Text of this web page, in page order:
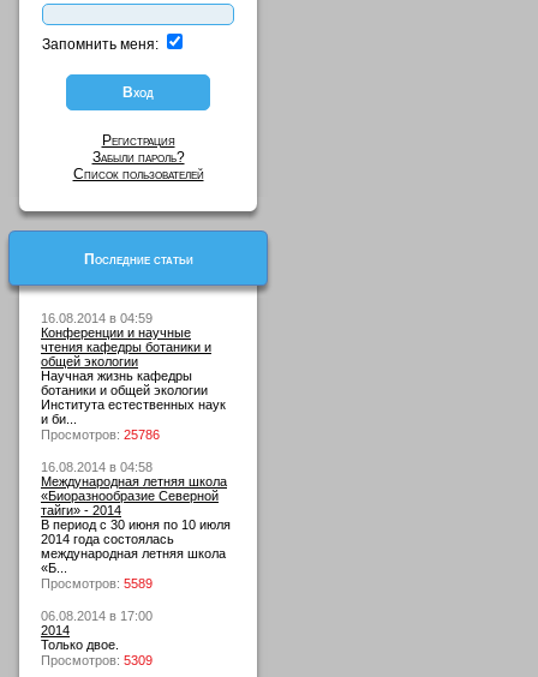
Запомнить меня:
Регистрация
Забыли пароль?
Список пользователей
Последние статьи
16.08.2014 в 04:59
Конференции и научные
чтения кафедры ботаники и
общей экологии
Научная жизнь кафедры
ботаники и общей экологии
Института естественных наук
и би...
Просмотров: 25786
16.08.2014 в 04:58
Международная летняя школа
«Биоразнообразие Северной
тайги» - 2014
В период с 30 июня по 10 июля
2014 года состоялась
международная летняя школа
«Б...
Просмотров: 5589
06.08.2014 в 17:00
2014
Только двое.
Просмотров: 5309